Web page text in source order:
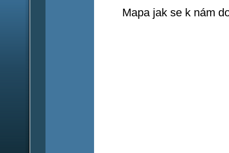
Mapa jak se k nám